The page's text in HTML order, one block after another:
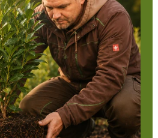
Sie auch die lokale
den natürlichen Waldbestand
erhalten.
Tannen und Tannenbäume
unserer Natur und Kultur. Sie
und Nachhaltigkeit.
einen Tannenbaum
Sie die vielen Vorteile,
er bietet.